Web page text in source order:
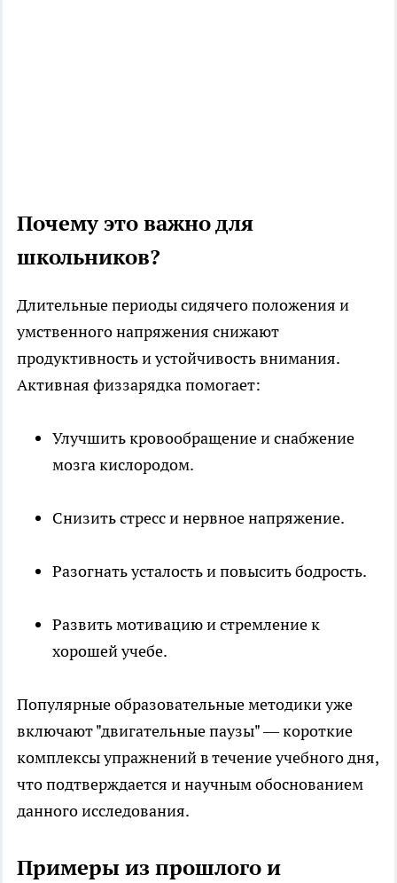
Почему это важно для
школьников?
Длительные периоды сидячего положения и
умственного напряжения снижают
продуктивность и устойчивость внимания.
Активная физзарядка помогает:
Улучшить кровообращение и снабжение
мозга кислородом.
Снизить стресс и нервное напряжение.
Разогнать усталость и повысить бодрость.
Развить мотивацию и стремление к
хорошей учебе.
Популярные образовательные методики уже
включают "двигательные паузы" — короткие
комплексы упражнений в течение учебного дня,
что подтверждается и научным обоснованием
данного исследования.
Примеры из прошлого и